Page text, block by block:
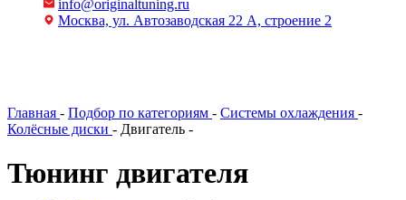
info@originaltuning.ru
Москва, ул. Автозаводская 22 А, строение 2
Главная - Подбор по категориям - Системы охлаждения -
Колёсные диски - Двигатель -
Тюнинг двигателя